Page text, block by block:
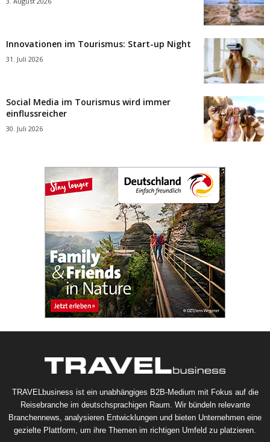
Innovationen im Tourismus: Start-up Night
31. Juli 2026
Social Media im Tourismus wird immer
einflussreicher
30. Juli 2026
TRAVELbusiness ist ein unabhängiges B2B-Medium mit Fokus auf die
Reisebranche im deutschsprachigen Raum. Wir bündeln relevante
Branchennews, analysieren Entwicklungen und bieten Unternehmen eine
gezielte Plattform, um ihre Themen im richtigen Umfeld zu platzieren.